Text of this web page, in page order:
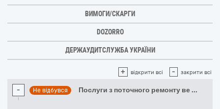
ВИМОГИ/СКАРГИ
DOZORRO
ДЕРЖАУДИТСЛУЖБА УКРАЇНИ
+ відкрити всі - закрити всі
- Не відбувся Послуги з поточного ремонту ве ...